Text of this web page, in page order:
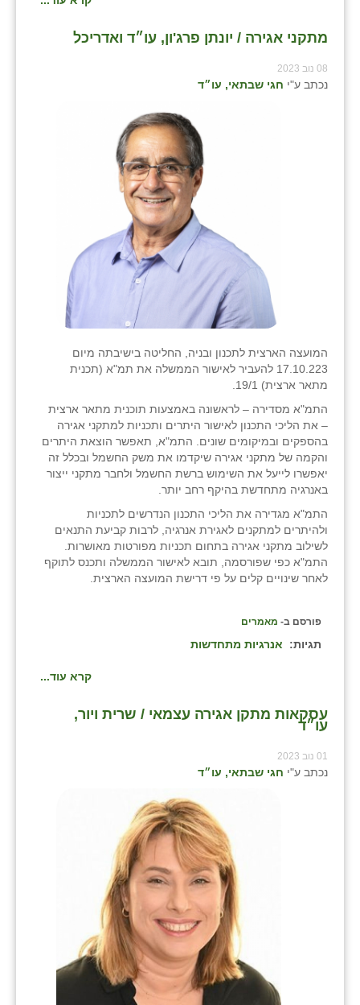
מתקני אגירה / יונתן פרג'ון, עו״ד ואדריכל
08 נוב 2023
נכתב ע"י חגי שבתאי, עו״ד
המועצה הארצית לתכנון ובניה, החליטה בישיבתה מיום
17.10.223 להעביר לאישור הממשלה את תמ"א (תכנית
מתאר ארצית) 19/1.
התמ"א מסדירה – לראשונה באמצעות תוכנית מתאר ארצית
– את הליכי התכנון לאישור היתרים ותכניות למתקני אגירה
בהספקים ובמיקומים שונים. התמ"א, תאפשר הוצאת היתרים
והקמה של מתקני אגירה שיקדמו את משק החשמל ובכלל זה
יאפשרו לייעל את השימוש ברשת החשמל ולחבר מתקני ייצור
באנרגיה מתחדשת בהיקף רחב יותר.
התמ"א מגדירה את הליכי התכנון הנדרשים לתכניות
ולהיתרים למתקנים לאגירת אנרגיה, לרבות קביעת התנאים
לשילוב מתקני אגירה בתחום תכניות מפורטות מאושרות.
התמ"א כפי שפורסמה, תובא לאישור הממשלה ותכנס לתוקף
לאחר שינויים קלים על פי דרישת המועצה הארצית.
פורסם ב- מאמרים
תגיות: אנרגיות מתחדשות
קרא עוד...
עסקאות מתקן אגירה עצמאי / שרית ויור,
עו״ד
01 נוב 2023
נכתב ע"י חגי שבתאי, עו״ד